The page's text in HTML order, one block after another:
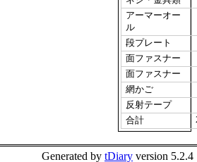
アーマーオー
ル
段プレート
面ファスナー
面ファスナー
網かご
反射テープ
合計
Generated by tDiary version 5.2.4